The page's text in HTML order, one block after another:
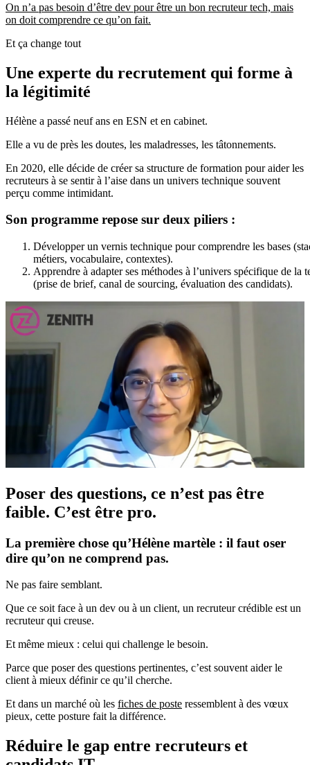
On n’a pas besoin d’être dev pour être un bon recruteur tech, mais
on doit comprendre ce qu’on fait.
Et ça change tout
Une experte du recrutement qui forme à
la légitimité
Hélène a passé neuf ans en ESN et en cabinet.
Elle a vu de près les doutes, les maladresses, les tâtonnements.
En 2020, elle décide de créer sa structure de formation pour aider les
recruteurs à se sentir à l’aise dans un univers technique souvent
perçu comme intimidant.
Son programme repose sur deux piliers :
Développer un vernis technique pour comprendre les bases
métiers, vocabulaire, contextes).
Apprendre à adapter ses méthodes à l’univers spécifique de la
(prise de brief, canal de sourcing, évaluation des candidats).
Poser des questions, ce n’est pas être
faible. C’est être pro.
La première chose qu’Hélène martèle : il faut oser
dire qu’on ne comprend pas.
Ne pas faire semblant.
Que ce soit face à un dev ou à un client, un recruteur crédible est un
recruteur qui creuse.
Et même mieux : celui qui challenge le besoin.
Parce que poser des questions pertinentes, c’est souvent aider le
client à mieux définir ce qu’il cherche.
Et dans un marché où les fiches de poste ressemblent à des vœux
pieux, cette posture fait la différence.
Réduire le gap entre recruteurs et